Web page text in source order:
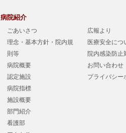
病院紹介
ごあいさつ
理念・基本方針・院内規
則等
病院概要
認定施設
病院指標
施設概要
部門紹介
看護部
広報より
医療安全につ
院内感染防止
お問い合わせ
プライバシー